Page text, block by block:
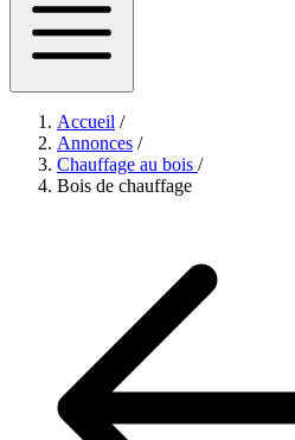
Accueil /
Annonces /
Chauffage au bois /
Bois de chauffage